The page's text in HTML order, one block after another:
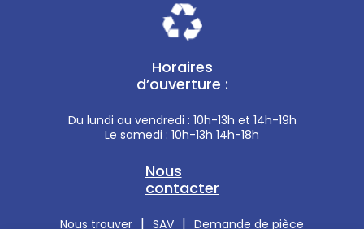
Horaires
d’ouverture :
Du lundi au vendredi : 10h-13h et 14h-19h
Le samedi : 10h-13h 14h-18h
Nous
contacter
Nous trouver | SAV | Demande de pièce